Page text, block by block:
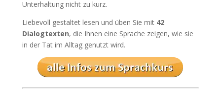
Unterhaltung nicht zu kurz.
Liebevoll gestaltet lesen und üben Sie mit 42
Dialogtexten, die Ihnen eine Sprache zeigen, wie sie
in der Tat im Alltag genutzt wird.